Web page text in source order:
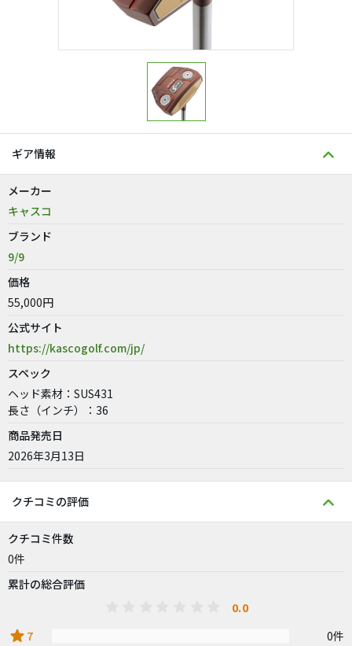
ギア情報
メーカー
キャスコ
ブランド
9/9
価格
55,000円
公式サイト
https://kascogolf.com/jp/
スペック
ヘッド素材：SUS431
長さ（インチ）：36
商品発売日
2026年3月13日
クチコミの評価
クチコミ件数
0件
累計の総合評価
0.0
star 7 0件